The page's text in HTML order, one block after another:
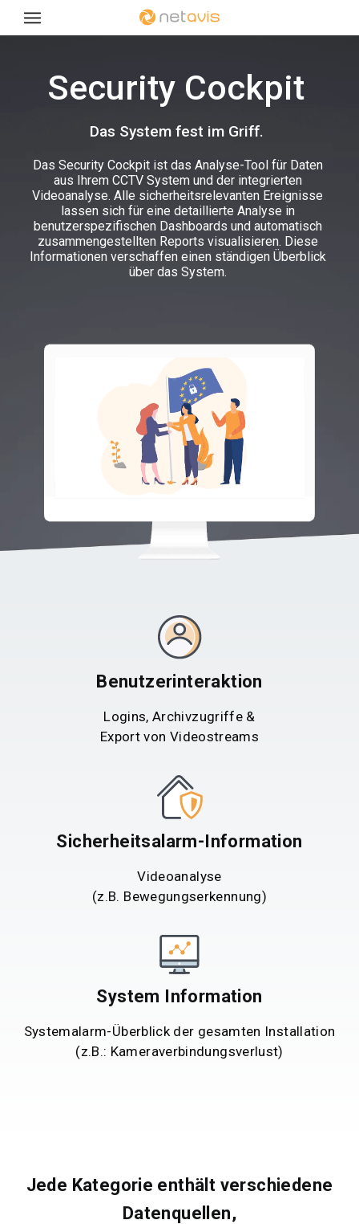
Benutzerinteraktion
Logins, Archivzugriffe &
Export von Videostreams
Sicherheitsalarm-Information
Videoanalyse
(z.B. Bewegungserkennung)
System Information
Systemalarm-Überblick der gesamten Installation
(z.B.: Kameraverbindungsverlust)
Jede Kategorie enthält verschiedene
Datenquellen,